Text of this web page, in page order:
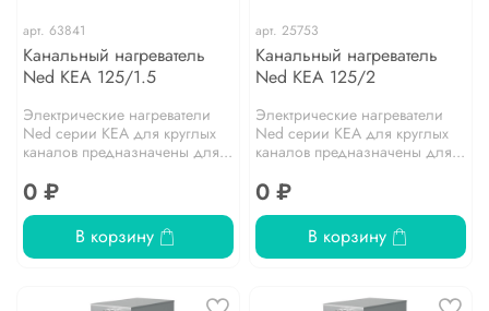
арт. 63841
Канальный нагреватель
Ned KEA 125/1.5
Электрические нагреватели
Ned серии KEA для круглых
каналов предназначены для...
0 ₽
В корзину
арт. 25753
Канальный нагреватель
Ned KEA 125/2
Электрические нагреватели
Ned серии KEA для круглых
каналов предназначены для...
0 ₽
В корзину